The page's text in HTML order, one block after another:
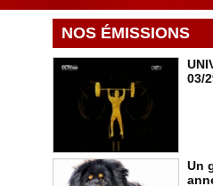
NOS ÉMISSIONS
03/
Un